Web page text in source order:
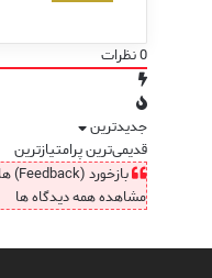
0نظرات
جدیدترین
قدیمی‌ترینپرامتیازترین
بازخورد (Feedback) های درون متنی
مشاهده همه دیدگاه ها